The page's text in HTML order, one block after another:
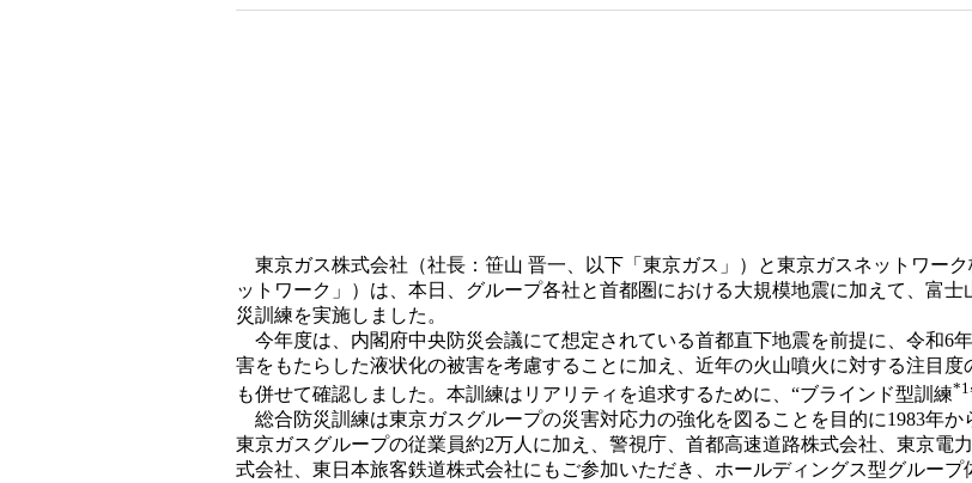
東京ガス株式会社（社長：笹山 晋一、以下「東京ガス」）と東京ガスネットワー
ットワーク」）は、本日、グループ各社と首都圏における大規模地震に加えて、富
災訓練を実施しました。
今年度は、内閣府中央防災会議にて想定されている首都直下地震を前提に、令和6
害をもたらした液状化の被害を考慮することに加え、近年の火山噴火に対する注目
も併せて確認しました。本訓練はリアリティを追求するために、“ブラインド型訓練*1
総合防災訓練は東京ガスグループの災害対応力の強化を図ることを目的に1983年
東京ガスグループの従業員約2万人に加え、警視庁、首都高速道路株式会社、東京電
式会社、東日本旅客鉄道株式会社にもご参加いただき、ホールディングス型グループ